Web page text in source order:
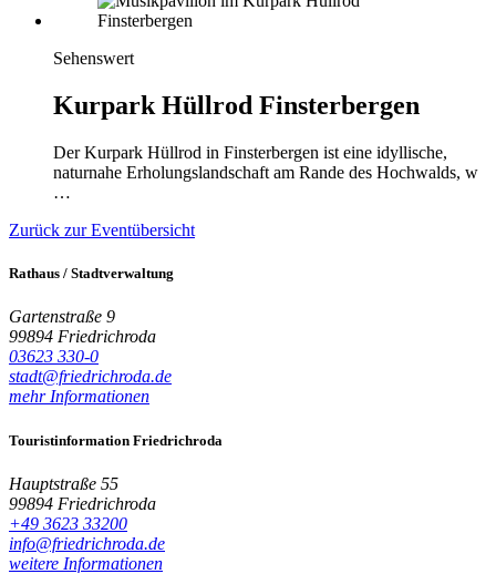
Sehenswert
Kurpark Hüllrod Finsterbergen
Der Kurpark Hüllrod in Finsterbergen ist eine idyllische,
naturnahe Erholungslandschaft am Rande des Hochwalds, w
…
Zurück zur Eventübersicht
Rathaus / Stadtverwaltung
Gartenstraße 9
99894 Friedrichroda
03623 330-0
stadt@friedrichroda.de
mehr Informationen
Touristinformation Friedrichroda
Hauptstraße 55
99894 Friedrichroda
+49 3623 33200
info@friedrichroda.de
weitere Informationen